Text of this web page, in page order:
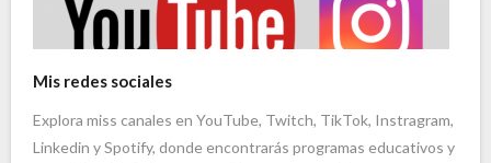
Mis redes sociales
Explora miss canales en YouTube, Twitch, TikTok, Instragram,
Linkedin y Spotify, donde encontrarás programas educativos y